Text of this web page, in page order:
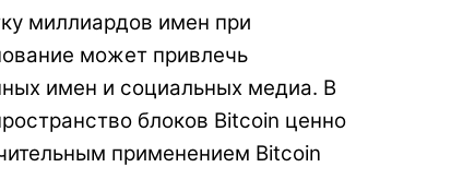
миллиардов имен при
может привлечь
имен и социальных медиа. В
блоков Bitcoin ценно
применением Bitcoin